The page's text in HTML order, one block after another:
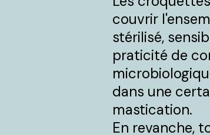
couvrir
stérilisé,
praticité de
dans une
mastication.
En revanche,